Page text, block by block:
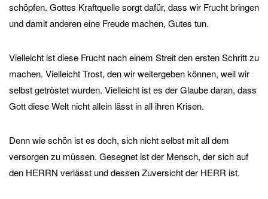
schöpfen. Gottes Kraftquelle sorgt dafür, dass wir Frucht bringen
und damit anderen eine Freude machen, Gutes tun.
Vielleicht ist diese Frucht nach einem Streit den ersten Schritt zu
machen. Vielleicht Trost, den wir weitergeben können, weil wir
selbst getröstet wurden. Vielleicht ist es der Glaube daran, dass
Gott diese Welt nicht allein lässt in all ihren Krisen.
Denn wie schön ist es doch, sich nicht selbst mit all dem
versorgen zu müssen. Gesegnet ist der Mensch, der sich auf
den HERRN verlässt und dessen Zuversicht der HERR ist.